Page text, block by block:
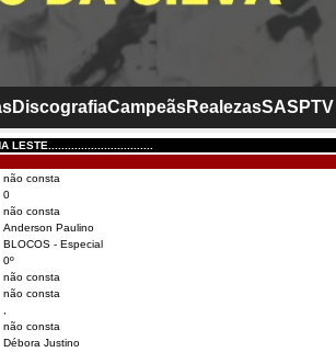
DiscografiaCampeãsRealezasSASP
LESTE................................
não consta
0
não consta
Anderson Paulino
BLOCOS - Especial
0º
não consta
não consta
não consta
Débora Justino